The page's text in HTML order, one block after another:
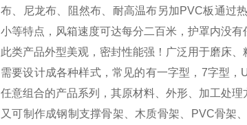
布、尼龙布、阻然布、耐高温布另加PVC板通过
小等特点，风箱速度可达每分二百米，护罩内没
此类产品外型美观，密封性能强！广泛用于磨床
需要设计成各种样式，常见的有一字型， 7字型，
任意组合的产品系列，其原材料、外形、加工处
又可制作成钢制支撑骨架、木质骨架、
PVC骨架